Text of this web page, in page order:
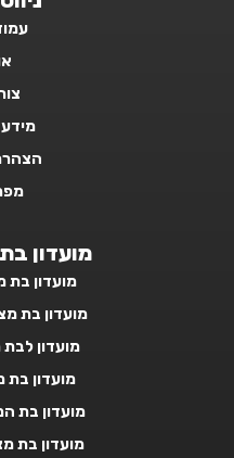
מועדון
מועדון בת
מועדון בת
מועדון
מועדון בת
מועדון בת
מועדון בת